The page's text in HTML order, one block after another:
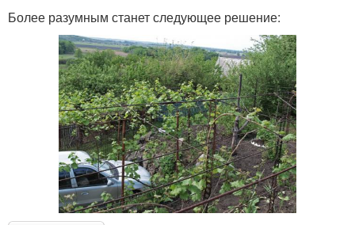
Более разумным станет следующее решение: